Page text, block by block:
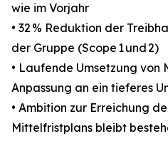
wie im Vorjahr
• 32 % Reduktion der
der Gruppe (Scope 1 und 2)
• Laufende Umsetzung von
Anpassung an ein tieferes
• Ambition zur Erreichung
Mittelfristplans bleibt